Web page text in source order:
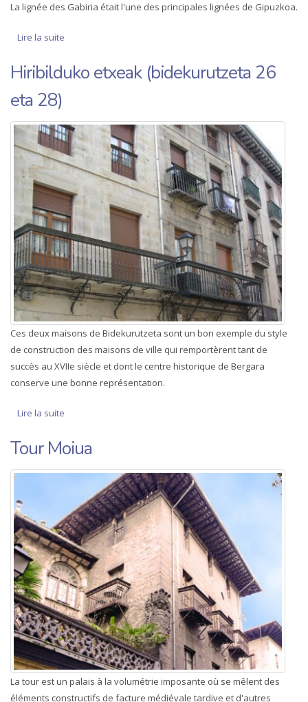
La lignée des Gabiria était l'une des principales lignées de Gipuzkoa.
Lire la suite
Hiribilduko etxeak (bidekurutzeta 26
eta 28)
Ces deux maisons de Bidekurutzeta sont un bon exemple du style
de construction des maisons de ville qui remportèrent tant de
succès au XVIIe siècle et dont le centre historique de Bergara
conserve une bonne représentation.
Lire la suite
Tour Moiua
La tour est un palais à la volumétrie imposante où se mêlent des
éléments constructifs de facture médiévale tardive et d'autres